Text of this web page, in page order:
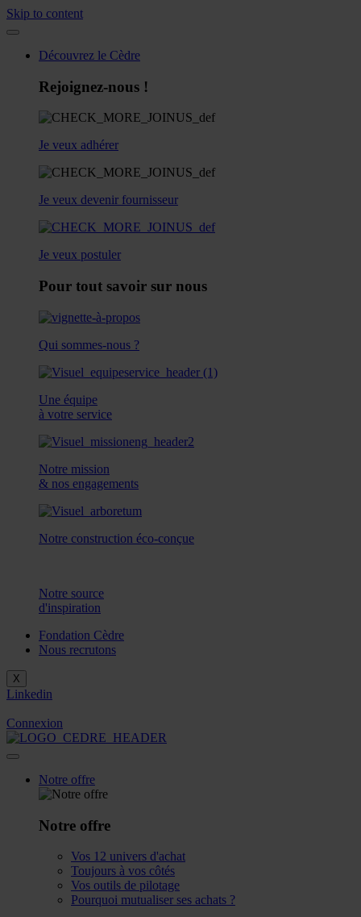
Skip to content
Découvrez le Cèdre
Rejoignez-nous !
Je veux adhérer
Je veux devenir fournisseur
Je veux postuler
Pour tout savoir sur nous
Qui sommes-nous ?
Une équipe
à votre service
Notre mission
& nos engagements
Notre construction éco-conçue
Notre source
d'inspiration
Fondation Cèdre
Nous recrutons
X
Linkedin
Connexion
Notre offre
Notre offre
Vos 12 univers d'achat
Toujours à vos côtés
Vos outils de pilotage
Pourquoi mutualiser ses achats ?